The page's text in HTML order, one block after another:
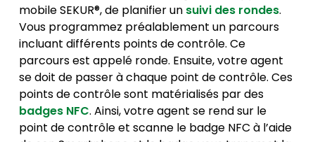
mobile SEKUR®, de planifier un suivi des rondes.
Vous programmez préalablement un parcours
incluant différents points de contrôle. Ce
parcours est appelé ronde. Ensuite, votre agent
se doit de passer à chaque point de contrôle. Ces
points de contrôle sont matérialisés par des
badges NFC. Ainsi, votre agent se rend sur le
point de contrôle et scanne le badge NFC à l’aide